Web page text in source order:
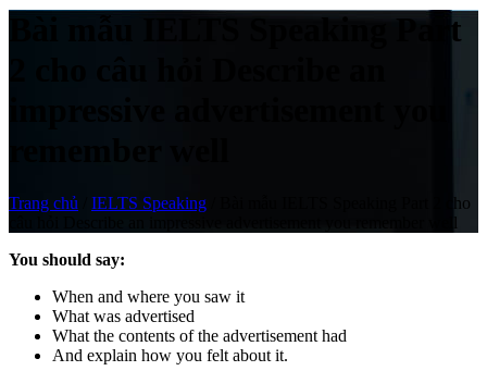
Bài mẫu IELTS Speaking Part
Trang chủ IELTS Speaking
Bài mẫu IELTS Speaking Part 2 cho
câu hỏi Describe an impressive advertisement you remember well
You should say:
When and where you saw it
What was advertised
What the contents of the advertisement had
And explain how you felt about it.